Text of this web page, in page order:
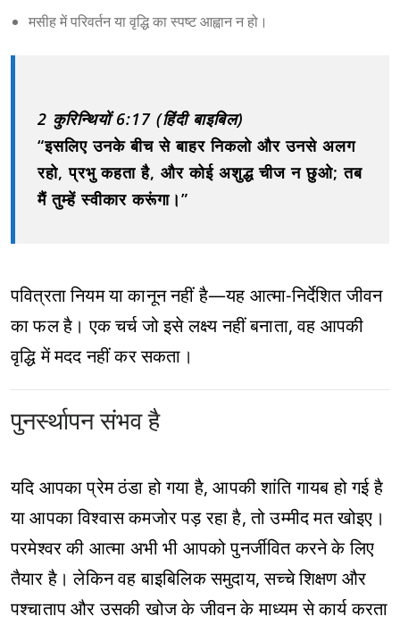
मसीह में परिवर्तन या वृद्धि का स्पष्ट आह्वान न हो।
2 कुरिन्थियों 6:17 (हिंदी बाइबिल)
“इसलिए उनके बीच से बाहर निकलो और उनसे अलग
रहो, प्रभु कहता है, और कोई अशुद्ध चीज न छुओ; तब
मैं तुम्हें स्वीकार करूंगा।”
पवित्रता नियम या कानून नहीं है—यह आत्मा-निर्देशित जीवन
का फल है। एक चर्च जो इसे लक्ष्य नहीं बनाता, वह आपकी
वृद्धि में मदद नहीं कर सकता।
पुनर्स्थापन संभव है
यदि आपका प्रेम ठंडा हो गया है, आपकी शांति गायब हो गई है
या आपका विश्वास कमजोर पड़ रहा है, तो उम्मीद मत खोइए।
परमेश्वर की आत्मा अभी भी आपको पुनर्जीवित करने के लिए
तैयार है। लेकिन वह बाइबिलिक समुदाय, सच्चे शिक्षण और
पश्चाताप और उसकी खोज के जीवन के माध्यम से कार्य करता